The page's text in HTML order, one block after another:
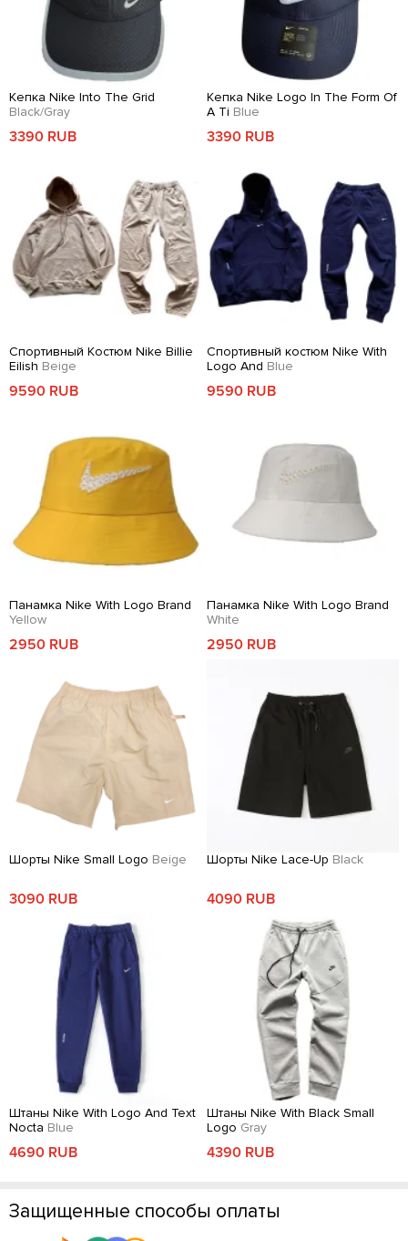
Кепка Nike Into The Grid
Black/Gray
3390 RUB
Кепка Nike Logo In The Form Of
A Ti Blue
3390 RUB
Спортивный Костюм Nike Billie
Eilish Beige
9590 RUB
Спортивный костюм Nike With
Logo And Blue
9590 RUB
Панамка Nike With Logo Brand
Yellow
2950 RUB
Панамка Nike With Logo Brand
White
2950 RUB
Шорты Nike Small Logo Beige
3090 RUB
Шорты Nike Lace-Up Black
4090 RUB
Штаны Nike With Logo And Text
Nocta Blue
4690 RUB
Штаны Nike With Black Small
Logo Gray
4390 RUB
Защищенные способы оплаты